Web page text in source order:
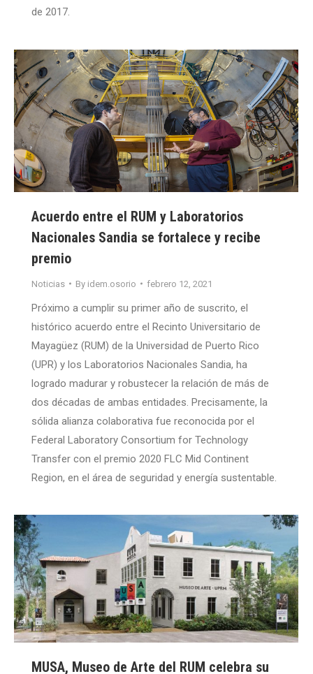
de 2017.
Acuerdo entre el RUM y Laboratorios
Nacionales Sandia se fortalece y recibe
premio
Noticias By idem.osorio febrero 12, 2021
Próximo a cumplir su primer año de suscrito, el
histórico acuerdo entre el Recinto Universitario de
Mayagüez (RUM) de la Universidad de Puerto Rico
(UPR) y los Laboratorios Nacionales Sandia, ha
logrado madurar y robustecer la relación de más de
dos décadas de ambas entidades. Precisamente, la
sólida alianza colaborativa fue reconocida por el
Federal Laboratory Consortium for Technology
Transfer con el premio 2020 FLC Mid Continent
Region, en el área de seguridad y energía sustentable.
MUSA, Museo de Arte del RUM celebra su